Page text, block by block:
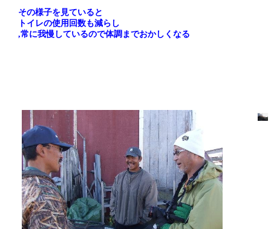
その様子を見ていると
トイレの使用回数も減らし
,常に我慢しているので体調までおかしくなる